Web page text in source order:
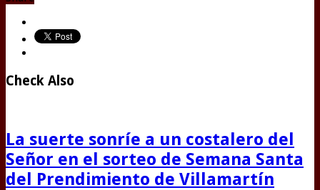
Check Also
La suerte sonríe a un costalero del
Señor en el sorteo de Semana Santa
del Prendimiento de Villamartín